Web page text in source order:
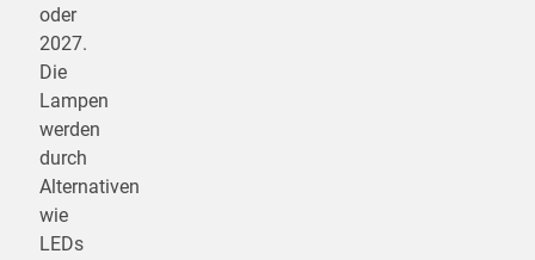
oder
2027.
Die
Lampen
werden
durch
Alternativen
wie
LEDs